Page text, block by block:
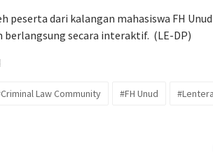
peserta dari kalangan mahasiswa FH
berlangsung secara interaktif. (LE-DP)
Law Community #FH Unud